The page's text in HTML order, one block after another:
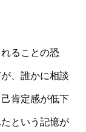
ることの恐
、誰かに相談
肯定感が低下
という記憶が